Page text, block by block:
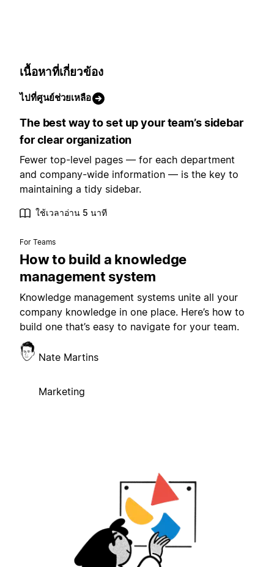
เนื้อหาที่เกี่ยวข้อง
ไปที่ศูนย์ช่วยเหลือ
The best way to set up your team’s sidebar
for clear organization
Fewer top-level pages — for each department
and company-wide information — is the key to
maintaining a tidy sidebar.
ใช้เวลาอ่าน 5 นาที
For Teams
How to build a knowledge
management system
Knowledge management systems unite all your
company knowledge in one place. Here’s how to
build one that’s easy to navigate for your team.
Nate Martins
Marketing